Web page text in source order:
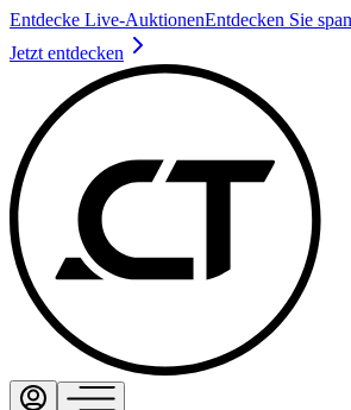
Entdecke Live-AuktionenEntdecken Sie
Jetzt entdecken